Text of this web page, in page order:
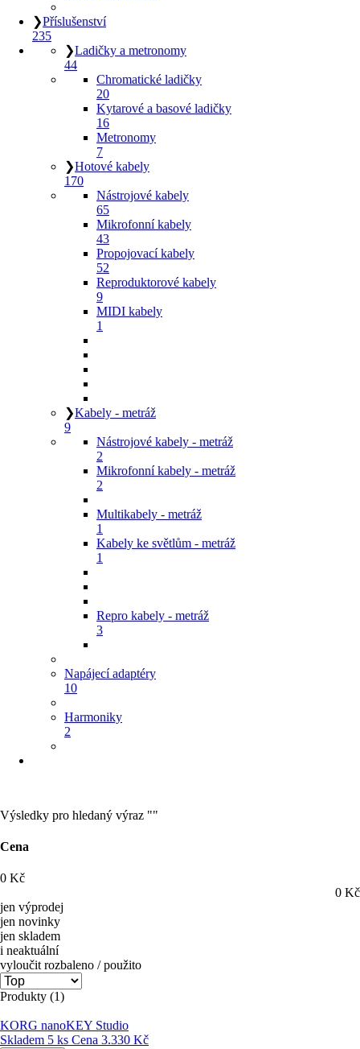
❯Příslušenství
235
❯Ladičky a metronomy
44
Chromatické ladičky
20
Kytarové a basové ladičky
16
Metronomy
7
❯Hotové kabely
170
Nástrojové kabely
65
Mikrofonní kabely
43
Propojovací kabely
52
Reproduktorové kabely
9
MIDI kabely
1
❯Kabely - metráž
9
Nástrojové kabely - metráž
2
Mikrofonní kabely - metráž
2
Multikabely - metráž
1
Kabely ke světlům - metráž
1
Repro kabely - metráž
3
Napájecí adaptéry
10
Harmoniky
2
Výsledky pro hledaný výraz ""
Cena
0 Kč
0 Kč
jen výprodej
jen novinky
jen skladem
i neaktuální
vyloučit rozbaleno / použito
Produkty (1)
KORG nanoKEY Studio
Skladem 5 ks Cena 3.330 Kč